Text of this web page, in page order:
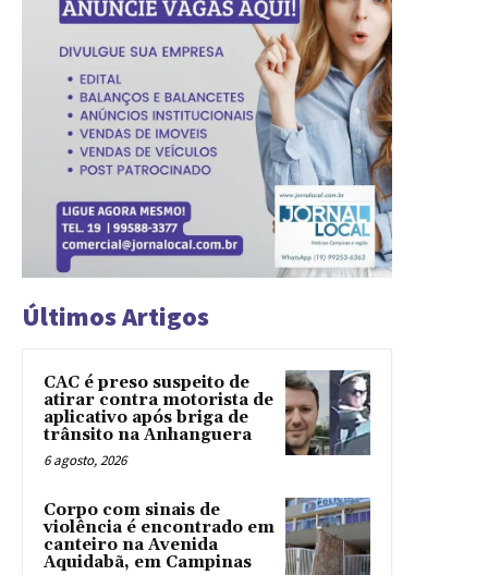
Últimos Artigos
CAC é preso suspeito de
atirar contra motorista de
aplicativo após briga de
trânsito na Anhanguera
6 agosto, 2026
Corpo com sinais de
violência é encontrado em
canteiro na Avenida
Aquidabã, em Campinas